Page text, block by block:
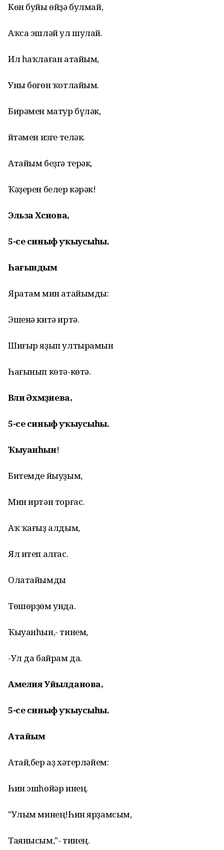
Көн буйы өйҙә булмай,
Аҡса эшләй ул шулай.
Ил һаҡлаған атайым,
Уны бөгөн ҡотлайым.
Бирәмен матур бүләк,
Әйтәмен изге теләк.
Атайым беҙгә терәк,
Ҡәҙерен белер кәрәк!
Эльза Хәсәнова,
5-се синыф уҡыусыһы.
Һағындым
Яратам мин атайымды:
Эшенә китә иртә.
Шиғыр яҙып ултырамын
Һағынып көтә-көтә.
Вәлиә Әхмәҙиева,
5-се синыф уҡыусыһы.
Ҡыуанһын!
Битемде йыуҙым,
Мин иртән торғас.
Аҡ ҡағыҙ алдым,
Ял итеп алғас.
Олатайымды
Төшөрҙөм унда.
Ҡыуанһын,- тинем,
-Ул да байрам да.
Амелия Уйылданова,
5-се синыф уҡыусыһы.
Атайым
Атай,бер аҙ хәтерләйем:
Һин эшһөйәр инең.
"Улым минең!Һин ярҙамсым,
Таянысым,"- тинең.